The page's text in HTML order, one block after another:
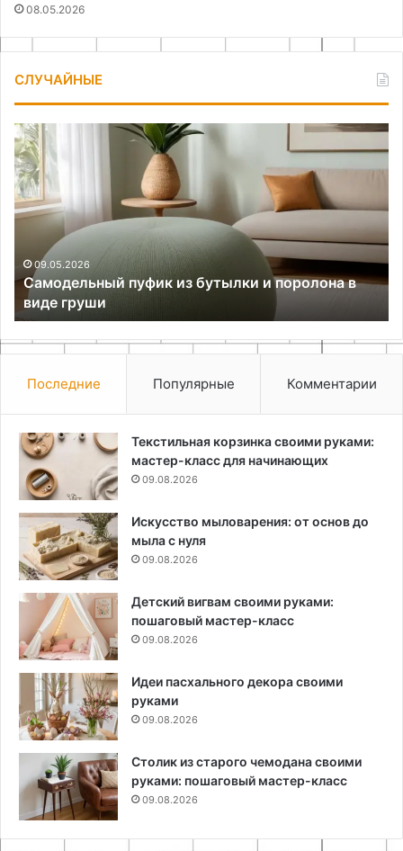
08.05.2026
СЛУЧАЙНЫЕ
Самодельный
пуфик
из
бутылки
и
поролона
виде
груши
09.05.2026
Самодельный пуфик из бутылки и поролона в
виде груши
Последние Популярные Комментарии
Текстильная корзинка своими руками:
мастер-класс для начинающих
09.08.2026
Искусство мыловарения: от основ до
мыла с нуля
09.08.2026
Детский вигвам своими руками:
пошаговый мастер-класс
09.08.2026
Идеи пасхального декора своими
руками
09.08.2026
Столик из старого чемодана своими
руками: пошаговый мастер-класс
09.08.2026